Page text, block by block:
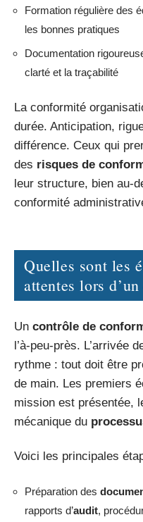
Formation régulière des
les bonnes pratiques
Documentation
clarté et la traçabilité
La conformité
durée. Anticipation,
différence. Ceux qui
des risques de
leur structure, bien au-
conformité
Quelles sont les
attentes lors
Un contrôle de
l’à-peu-près. L’arrivée
rythme : tout doit être
de main. Les premiers
mission est présentée,
mécanique du
Voici les principales
Préparation des
rapports d’audit,